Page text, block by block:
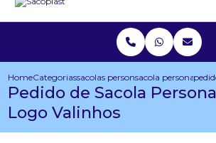
HomeCategoriassacolas personalizadas
sacola
Pedido de Sacola
Logo Valinhos